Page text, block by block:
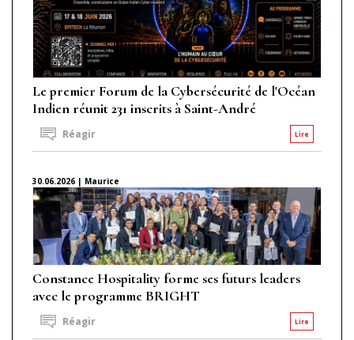
Le premier Forum de la Cybersécurité de l'Océan
Indien réunit 231 inscrits à Saint-André
Lire
Réagir
30.06.2026 | Maurice
Constance Hospitality forme ses futurs leaders
avec le programme BRIGHT
Lire
Réagir